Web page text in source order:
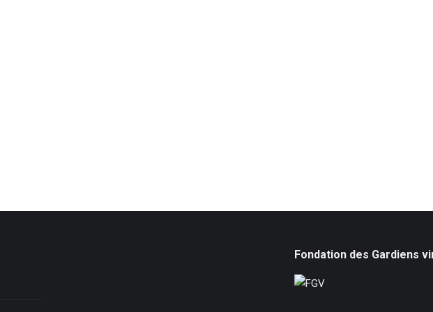
Fondation des Gardiens